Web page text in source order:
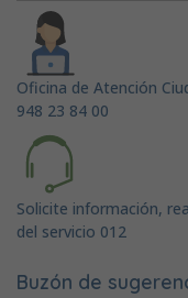
Oficina de Atención
948 23 84 00
Solicite información,
del servicio 012
Buzón de